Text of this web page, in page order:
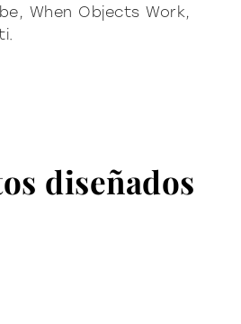
When Objects Work,
diseñados